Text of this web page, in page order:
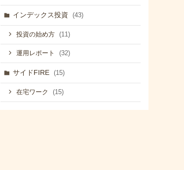
インデックス投資 (43)
投資の始め方 (11)
運用レポート (32)
サイドFIRE (15)
在宅ワーク (15)